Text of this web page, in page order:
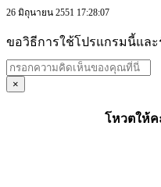
26 มิถุนายน 2551 17:28:07
ขอวิธีการใช้โปรแกรมนี้แล
×
โหวตให้